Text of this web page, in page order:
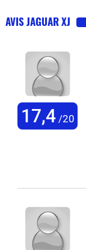
AVIS JAGUAR XJ
17,4/20